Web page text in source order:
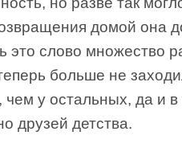
домой она
это слово множество
больше не
чем у остальных, да и
друзей детства.